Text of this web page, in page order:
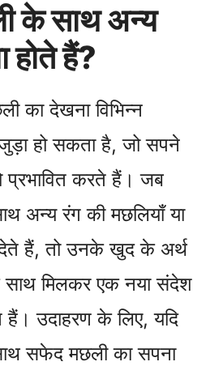
के साथ अन्य
होते हैं?
का देखना विभिन्न
हो सकता है, जो सपने
करते हैं। जब
अन्य रंग की मछलियाँ या
हैं, तो उनके खुद के अर्थ
मिलकर एक नया संदेश
उदाहरण के लिए, यदि
सफेद मछली का सपना